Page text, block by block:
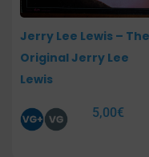
Jerry Lee Lewis – The
Original Jerry Lee
Lewis
5,00€